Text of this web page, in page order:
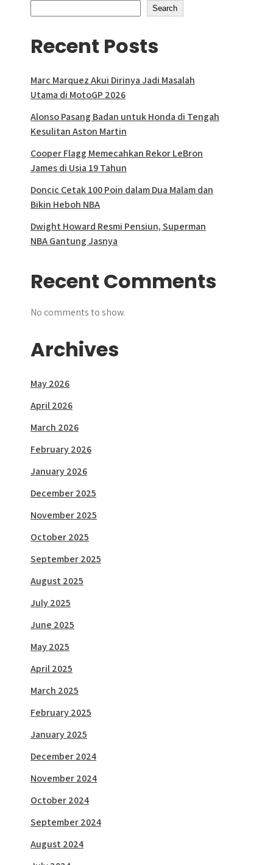
Search
Recent Posts
Marc Marquez Akui Dirinya Jadi Masalah
Utama di MotoGP 2026
Alonso Pasang Badan untuk Honda di Tengah
Kesulitan Aston Martin
Cooper Flagg Memecahkan Rekor LeBron
James di Usia 19 Tahun
Doncic Cetak 100 Poin dalam Dua Malam dan
Bikin Heboh NBA
Dwight Howard Resmi Pensiun, Superman
NBA Gantung Jasnya
Recent Comments
No comments to show.
Archives
May 2026
April 2026
March 2026
February 2026
January 2026
December 2025
November 2025
October 2025
September 2025
August 2025
July 2025
June 2025
May 2025
April 2025
March 2025
February 2025
January 2025
December 2024
November 2024
October 2024
September 2024
August 2024